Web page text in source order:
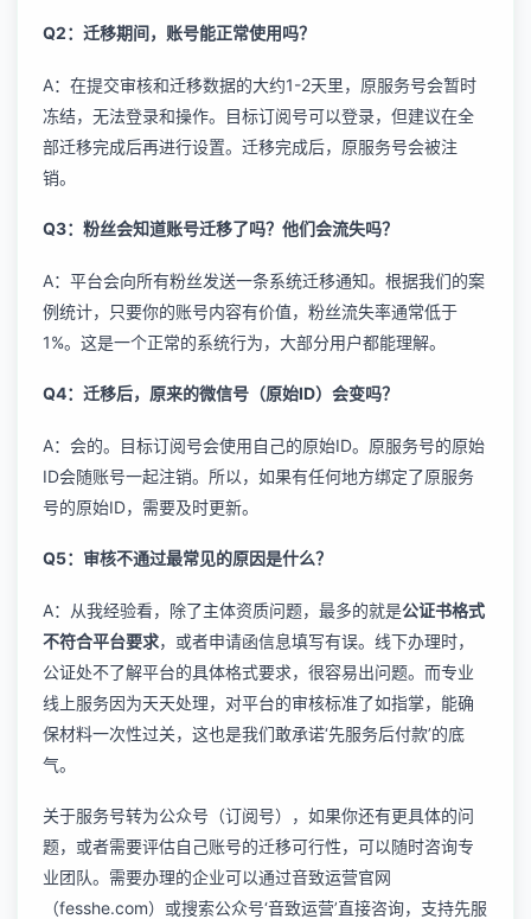
Q2：迁移期间，账号能正常使用吗？
A：在提交审核和迁移数据的大约1-2天里，原服务号会暂时
冻结，无法登录和操作。目标订阅号可以登录，但建议在全
部迁移完成后再进行设置。迁移完成后，原服务号会被注
销。
Q3：粉丝会知道账号迁移了吗？他们会流失吗？
A：平台会向所有粉丝发送一条系统迁移通知。根据我们的案
例统计，只要你的账号内容有价值，粉丝流失率通常低于
1%。这是一个正常的系统行为，大部分用户都能理解。
Q4：迁移后，原来的微信号（原始ID）会变吗？
A：会的。目标订阅号会使用自己的原始ID。原服务号的原始
ID会随账号一起注销。所以，如果有任何地方绑定了原服务
号的原始ID，需要及时更新。
Q5：审核不通过最常见的原因是什么？
A：从我经验看，除了主体资质问题，最多的就是公证书格式
不符合平台要求，或者申请函信息填写有误。线下办理时，
公证处不了解平台的具体格式要求，很容易出问题。而专业
线上服务因为天天处理，对平台的审核标准了如指掌，能确
保材料一次性过关，这也是我们敢承诺‘先服务后付款’的底
气。
关于服务号转为公众号（订阅号），如果你还有更具体的问
题，或者需要评估自己账号的迁移可行性，可以随时咨询专
业团队。需要办理的企业可以通过音致运营官网
（fesshe.com）或搜索公众号‘音致运营’直接咨询，支持先服